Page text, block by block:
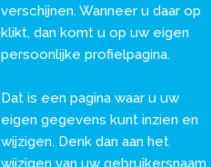
verschijnen. Wanneer u daar op
klikt, dan komt u op uw eigen
persoonlijke profielpagina.
Dat is een pagina waar u uw
eigen gegevens kunt inzien en
wijzigen. Denk dan aan het
wijzigen van uw gebruikersnaam